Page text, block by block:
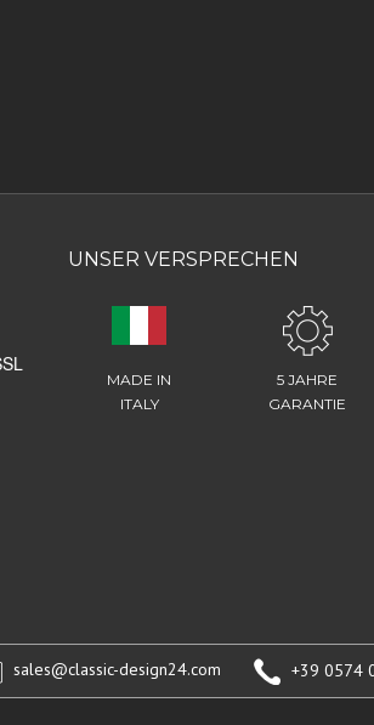
UNSER VERSPRECHEN
MADE IN
ITALY
5 JAHRE
GARANTIE
sales@classic-design24.com +39 0574